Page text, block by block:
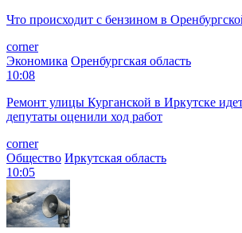
Что происходит с бензином в
corner
Экономика Оренбургская область
10:08
Ремонт улицы Курганской в Иркутске
депутаты оценили ход работ
corner
Общество Иркутская область
10:05